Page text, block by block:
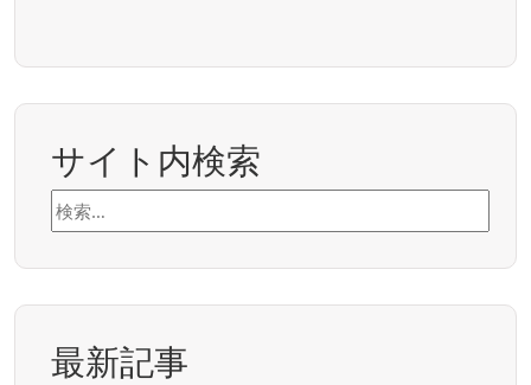
サイト内検索
検
索:
最新記事